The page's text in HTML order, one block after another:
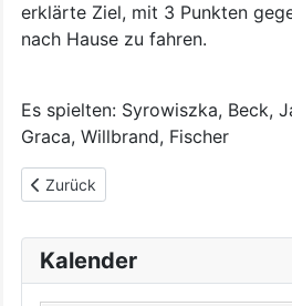
Kalender
erklärte Ziel, mit 3 Punkten
nach Hause zu fahren.
Es spielten: Syrowiszka, Beck,
Graca, Willbrand, Fischer
Vorheriger Beitrag: Herren 1: Eine
Zurück